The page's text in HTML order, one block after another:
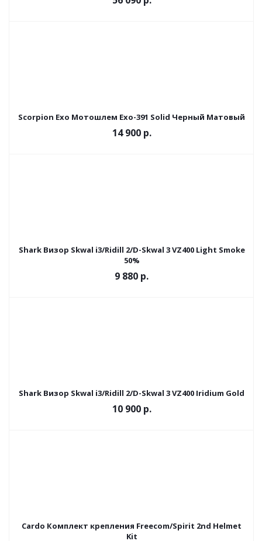
Scorpion Exo Мотошлем Exo-391 Solid Черный Матовый
14 900 р.
Shark Визор Skwal i3/Ridill 2/D-Skwal 3 VZ400 Light Smoke
50%
9 880 р.
Shark Визор Skwal i3/Ridill 2/D-Skwal 3 VZ400 Iridium Gold
10 900 р.
Cardo Комплект крепления Freecom/Spirit 2nd Helmet
Kit